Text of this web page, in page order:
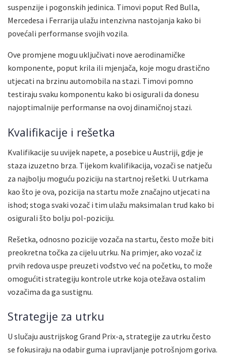
suspenzije i pogonskih jedinica. Timovi poput Red Bulla,
Mercedesa i Ferrarija ulažu intenzivna nastojanja kako bi
povećali performanse svojih vozila.
Ove promjene mogu uključivati nove aerodinamičke
komponente, poput krila ili mjenjača, koje mogu drastično
utjecati na brzinu automobila na stazi. Timovi pomno
testiraju svaku komponentu kako bi osigurali da donesu
najoptimalnije performanse na ovoj dinamičnoj stazi.
Kvalifikacije i rešetka
Kvalifikacije su uvijek napete, a posebice u Austriji, gdje je
staza izuzetno brza. Tijekom kvalifikacija, vozači se natječu
za najbolju moguću poziciju na startnoj rešetki. U utrkama
kao što je ova, pozicija na startu može značajno utjecati na
ishod; stoga svaki vozač i tim ulažu maksimalan trud kako bi
osigurali što bolju pol-poziciju.
Rešetka, odnosno pozicije vozača na startu, često može biti
preokretna točka za cijelu utrku. Na primjer, ako vozač iz
prvih redova uspe preuzeti vođstvo već na početku, to može
omogućiti strategiju kontrole utrke koja otežava ostalim
vozačima da ga sustignu.
Strategije za utrku
U slučaju austrijskog Grand Prix-a, strategije za utrku često
se fokusiraju na odabir guma i upravljanje potrošnjom goriva.